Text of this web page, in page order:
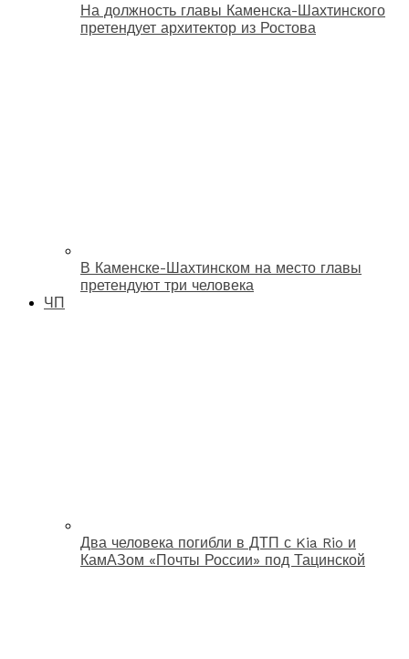
На должность главы Каменска-Шахтинского
претендует архитектор из Ростова
В Каменске-Шахтинском на место главы
претендуют три человека
ЧП
Два человека погибли в ДТП с Kia Rio и
КамАЗом «Почты России» под Тацинской